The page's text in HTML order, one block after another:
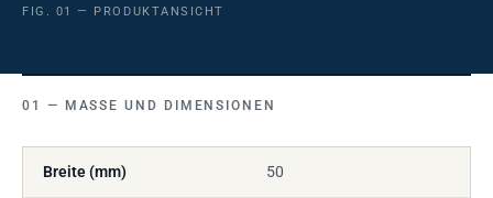
FIG. 01 — PRODUKTANSICHT
MASSE UND DIMENSIONEN
Breite (mm) 50